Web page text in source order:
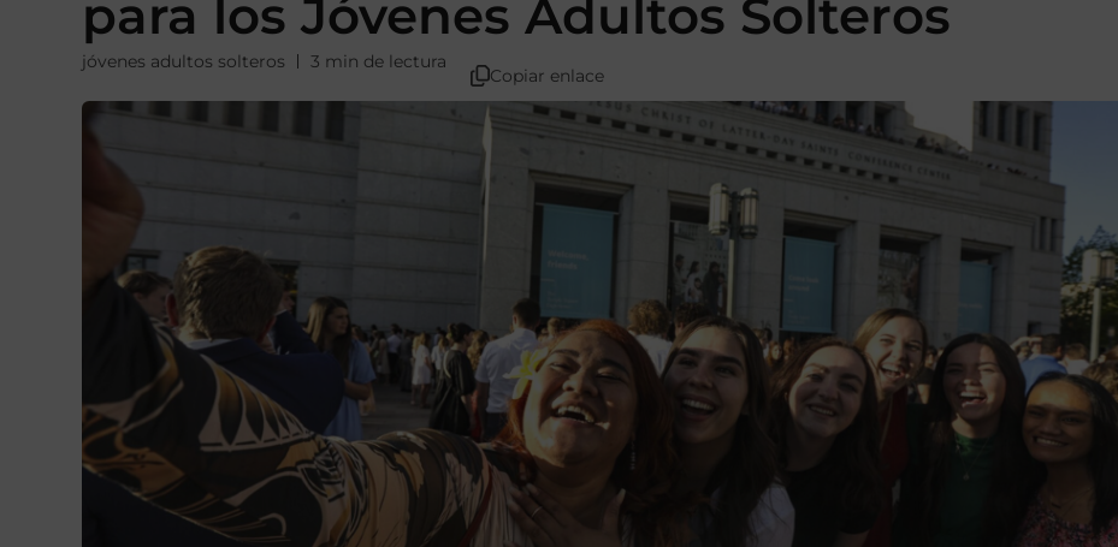
para los Jóvenes Adultos Solteros
jóvenes adultos solteros 3 min de lectura
Copiar enlace